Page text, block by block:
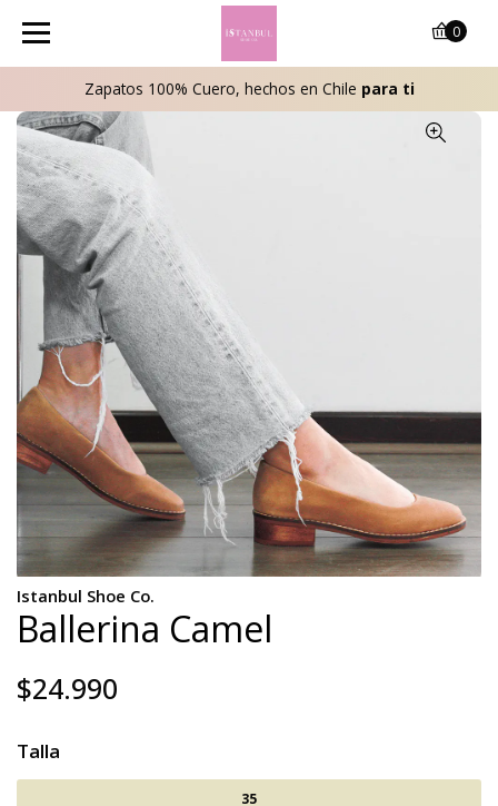
Zapatos 100% Cuero, hechos en Chile para ti
0
Istanbul Shoe Co.
Ballerina Camel
$24.990
Talla
35